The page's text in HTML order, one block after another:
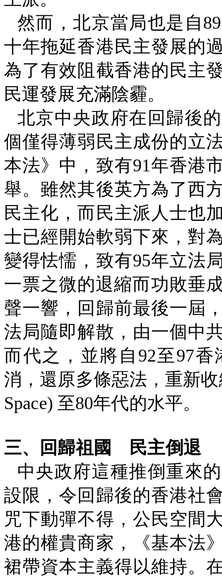
然而，北京當局也是自 89
十年拖延香港民主發展的
為了有效阻截香港的民主
民運發展充滿陰霾。
北京中央政府在回歸後
個僅得薄弱民主成份的立
本法》中，致有91年香港
舉。雖然其後英方為了西
民主化，而民主派人士也
士已經開始軟弱下來，對
變得怯懦，致有95年立法
一票之微的退縮而功敗垂
聲一響，回歸前最後一屆
法局隨即解散，由一個中
而代之，並將自 92至97香
消，還原多條惡法，重新
Space) 至80年代的水平。
三、回歸祖國
民主倒退
中央政府這種推倒重來
設限，令回歸後的香港社
咒下動彈不得，公民空間
港的權貴商家，《基本法
裙帶資本主義得以維持。